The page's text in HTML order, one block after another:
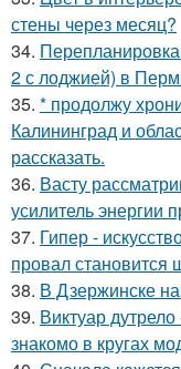
стены через месяц?
34.
2 с лоджией) в
35. * продолжу
Калининград и
рассказать.
36. Васту
усилитель энергии
37. Гипер -
провал становится
38. В Дзержинске
39. Виктуар
знакомо в кругах